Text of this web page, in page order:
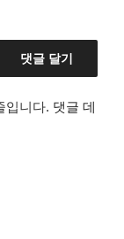
입니다. 댓글 데